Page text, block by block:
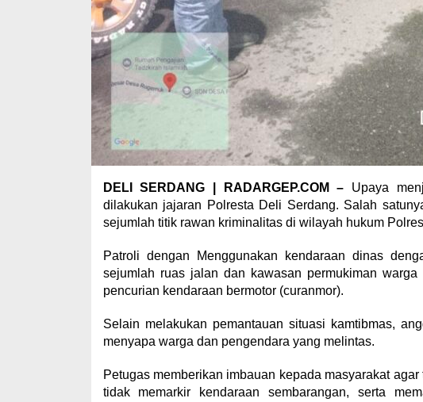
DELI SERDANG | RADARGEP.COM – Upaya
dilakukan jajaran Polresta Deli Serdang. Salah
sejumlah titik rawan kriminalitas di wilayah hukum
Patroli dengan Menggunakan kendaraan dinas
sejumlah ruas jalan dan kawasan permukiman
pencurian kendaraan bermotor (curanmor).
Selain melakukan pemantauan situasi kamtibmas,
menyapa warga dan pengendara yang melintas.
Petugas memberikan imbauan kepada masyarakat
tidak memarkir kendaraan sembarangan, serta